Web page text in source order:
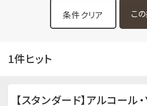
条件クリア
1件ヒット
【スタンダード】アルコール